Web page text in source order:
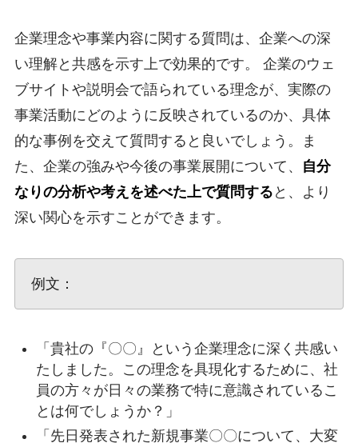
企業理念や事業内容に関する質問は、企業への深
い理解と共感を示す上で効果的です。 企業のウェ
ブサイトや説明会で語られている理念が、実際の
事業活動にどのように反映されているのか、具体
的な事例を交えて質問すると良いでしょう。ま
た、企業の強みや今後の事業展開について、
自分
なりの分析や考えを述べた上で質問する と、より
深い関心を示すことができます。
例文：
「貴社の『〇〇』という企業理念に深く共感い
たしました。この理念を具現化するために、社
員の方々が日々の業務で特に意識されているこ
とは何でしょうか？」
「先日発表された新規事業〇〇について、大変